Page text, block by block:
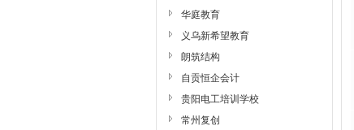
华庭教育
义乌新希望教育
朗筑结构
自贡恒企会计
贵阳电工培训学校
常州复创